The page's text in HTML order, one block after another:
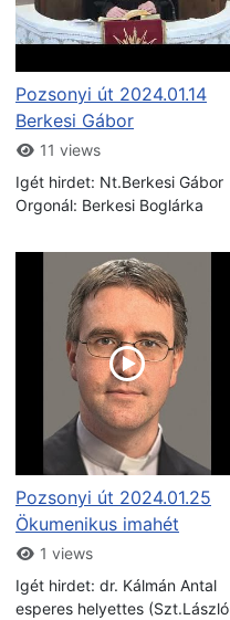
Pozsonyi út 2024.01.14
Berkesi Gábor
11 views
Igét hirdet: Nt.Berkesi Gábor
Orgonál: Berkesi Boglárka
Pozsonyi út 2024.01.25
Ökumenikus imahét
1 views
Igét hirdet: dr. Kálmán Antal
esperes helyettes (Szt.László